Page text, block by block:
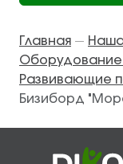
Главная —
Оборудование
Развивающие
Бизиборд